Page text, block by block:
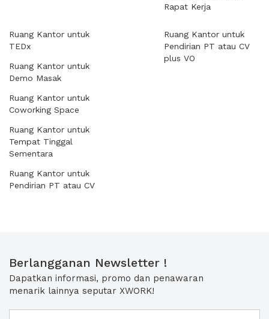
Rapat Kerja
Ruang Kantor untuk
TEDx
Ruang Kantor untuk
Demo Masak
Ruang Kantor untuk
Coworking Space
Ruang Kantor untuk
Tempat Tinggal
Sementara
Ruang Kantor untuk
Pendirian PT atau CV
Ruang Kantor untuk
Pendirian PT atau CV
plus VO
Berlangganan Newsletter !
Dapatkan informasi, promo dan penawaran
menarik lainnya seputar XWORK!